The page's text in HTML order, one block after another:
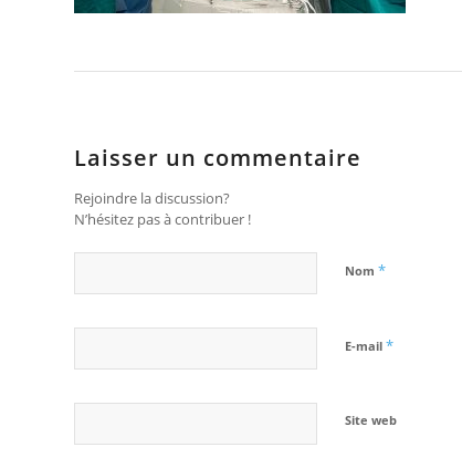
Laisser un commentaire
Rejoindre la discussion?
N’hésitez pas à contribuer !
Nom *
E-mail *
Site web